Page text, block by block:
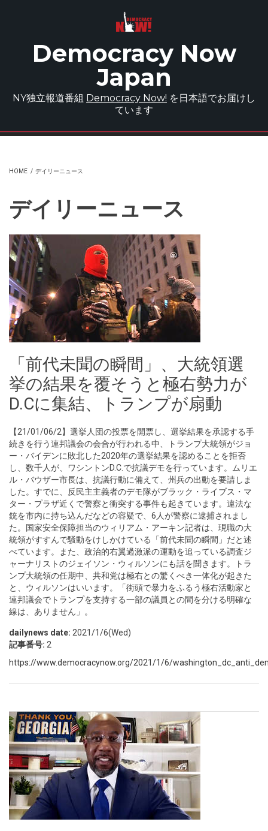
Democracy Now
Japan
NY独立報道番組 Democracy Now! を日本語でお届けし
ています
HOME / デイリーニュース
デイリーニュース
「前代未聞の瞬間」、大統領選
挙の結果を覆そうと極右勢力が
D.Cに集結、トランプが扇動
【21/01/06/2】選挙人団の投票を開票し、選挙結果を承認する手
続きを行う連邦議会の会合が行われる中、トランプ大統領がジョ
ー・バイデンに敗北した2020年の選挙結果を認めることを拒否
し、数千人が、ワシントンD.C.で抗議デモを行っています。ムリエ
ル・バウザー市長は、抗議行動に備えて、州兵の出動を要請しま
した。すでに、反民主主義者のデモ隊がブラック・ライブス・マ
ター・プラザ近くで警察と衝突する事件も起きています。違法な
銃を市内に持ち込んだなどの容疑で、6人が警察に逮捕されまし
た。国家安全保障担当のウィリアム・アーキン記者は、現職の大
統領がすすんで騒動をけしかけている「前代未聞の瞬間」だと述
べています。また、政治的右翼過激派の運動を追っている調査ジ
ャーナリストのジェイソン・ウィルソンにも話を聞きます。トラ
ンプ大統領の任期中、共和党は極右との驚くべき一体化が起きた
と、ウィルソンはいいます。「街頭で暴力をふるう極右活動家と
連邦議会でトランプを支持する一部の議員との間を分ける明確な
線は、ありません」。
dailynews date: 2021/1/6(Wed)
記事番号: 2
https://www.democracynow.org/2021/1/6/